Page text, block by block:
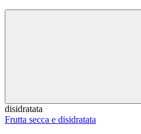
disidratata
Frutta secca e disidratata